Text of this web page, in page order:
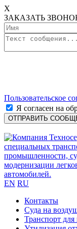
X
ЗАКАЗАТЬ
Пользовательское
Я согласен на
EN RU
Контакты
Cуда на
Транспорт